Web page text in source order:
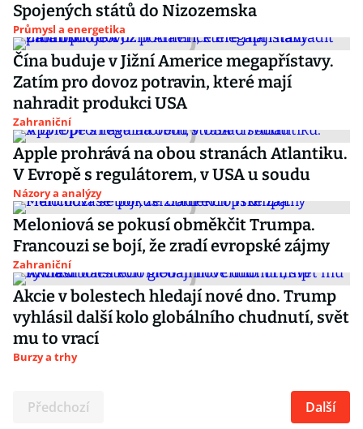
Spojených států do Nizozemska
Průmysl a energetika
Čína buduje v Jižní Americe megapřístavy.
Zatím pro dovoz potravin, které mají
nahradit produkci USA
Zahraniční
Apple prohrává na obou stranách Atlantiku.
V Evropě s regulátorem, v USA u soudu
Názory a analýzy
Meloniová se pokusí obměkčit Trumpa.
Francouzi se bojí, že zradí evropské zájmy
Zahraniční
Akcie v bolestech hledají nové dno. Trump
vyhlásil další kolo globálního chudnutí, svět
mu to vrací
Burzy a trhy
Předchozí Další